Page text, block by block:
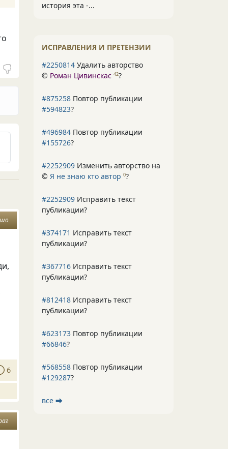
6
история эта -...
ИСПРАВЛЕНИЯ И ПРЕТЕНЗИИ
#2250814 Удалить авторство
© Роман Цивинскас 42?
#875258 Повтор публикации
#594823?
#496984 Повтор публикации
#155726?
#2252909 Изменить авторство на
© Я не знаю кто автор 0?
#2252909 Исправить текст
публикации?
#374171 Исправить текст
публикации?
#367716 Исправить текст
публикации?
#812418 Исправить текст
публикации?
#623173 Повтор публикации
#66846?
#568558 Повтор публикации
#129287?
все ⮕